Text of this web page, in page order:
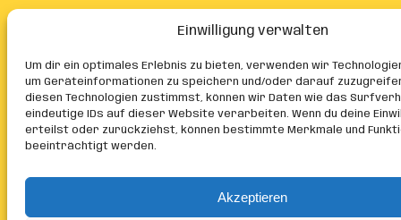
Einwilligung verwalten
Um dir ein optimales Erlebnis zu bieten, verwenden wir
um Geräteinformationen zu speichern und/oder darauf
diesen Technologien zustimmst, können wir Daten wie das
eindeutige IDs auf dieser Website verarbeiten. Wenn du deine
erteilst oder zurückziehst, können bestimmte Merkmale und
beeinträchtigt werden.
Akzeptieren